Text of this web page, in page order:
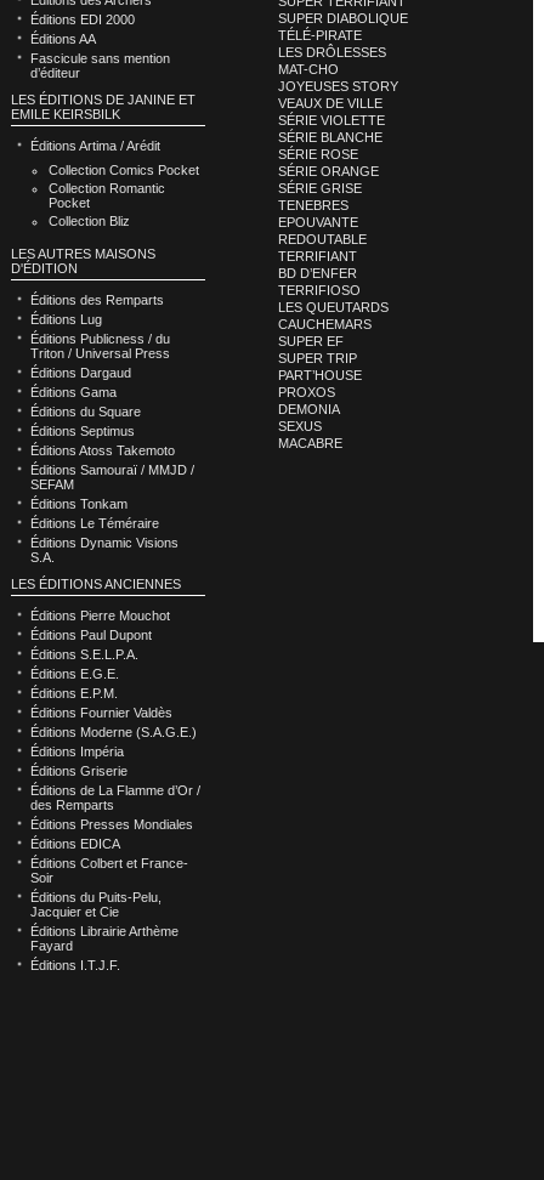
Éditions EDI 2000
Éditions AA
Fascicule sans mention
d’éditeur
LES ÉDITIONS DE JANINE ET
EMILE KEIRSBILK
Éditions Artima / Arédit
Collection Comics Pocket
Collection Romantic
Pocket
Collection Bliz
LES AUTRES MAISONS
D'ÉDITION
Éditions des Remparts
Éditions Lug
Éditions Publicness / du
Triton / Universal Press
Éditions Dargaud
Éditions Gama
Éditions du Square
Éditions Septimus
Éditions Atoss Takemoto
Éditions Samouraï / MMJD /
SEFAM
Éditions Tonkam
Éditions Le Téméraire
Éditions Dynamic Visions
S.A.
LES ÉDITIONS ANCIENNES
Éditions Pierre Mouchot
Éditions Paul Dupont
Éditions S.E.L.P.A.
Éditions E.G.E.
Éditions E.P.M.
Éditions Fournier Valdès
Éditions Moderne (S.A.G.E.)
Éditions Impéria
Éditions Griserie
Éditions de La Flamme d’Or /
des Remparts
Éditions Presses Mondiales
Éditions EDICA
Éditions Colbert et France-
Soir
Éditions du Puits-Pelu,
Jacquier et Cie
Éditions Librairie Arthème
Fayard
Éditions I.T.J.F.
SUPER DIABOLIQUE
TÉLÉ-PIRATE
LES DRÔLESSES
MAT-CHO
JOYEUSES STORY
VEAUX DE VILLE
SÉRIE VIOLETTE
SÉRIE BLANCHE
SÉRIE ROSE
SÉRIE ORANGE
SÉRIE GRISE
TENEBRES
EPOUVANTE
REDOUTABLE
TERRIFIANT
BD D’ENFER
TERRIFIOSO
LES QUEUTARDS
CAUCHEMARS
SUPER EF
SUPER TRIP
PART’HOUSE
PROXOS
DEMONIA
SEXUS
MACABRE